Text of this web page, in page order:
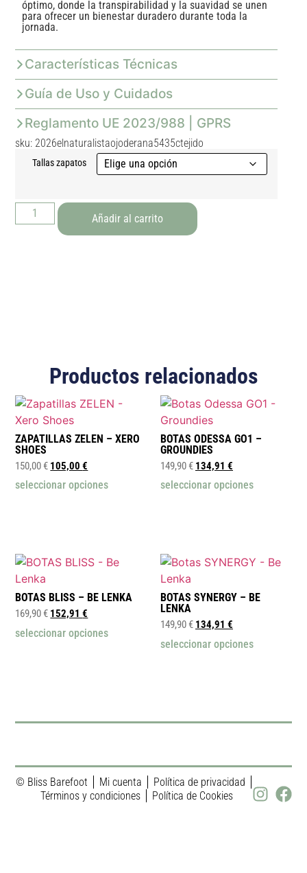
óptimo, donde la transpirabilidad y la suavidad se unen
para ofrecer un bienestar duradero durante toda la
jornada.
Características Técnicas
Guía de Uso y Cuidados
Reglamento UE 2023/988 | GPRS
sku: 2026elnaturalistaojoderana5435ctejido
Tallas zapatos
Añadir al carrito
Productos relacionados
ZAPATILLAS ZELEN – XERO
SHOES
150,00€ 105,00€
seleccionar opciones
BOTAS ODESSA GO1 –
GROUNDIES
149,90€ 134,91 €
seleccionar opciones
BOTAS BLISS – BE LENKA
169,90€ 152,91€
seleccionar opciones
BOTAS SYNERGY – BE
LENKA
149,90€ 134,91 €
seleccionar opciones
© Bliss Barefoot Mi cuenta
Política de privacidad
Términos y condiciones
Política de Cookies